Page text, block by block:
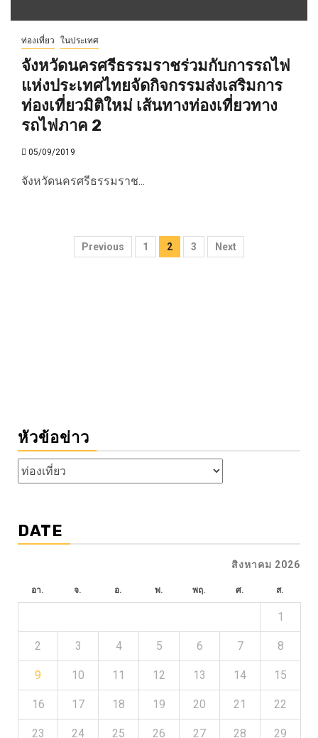
ท่องเที่ยว ในประเทศ
จังหวัดนครศรีธรรมราชร่วมกับการรถไฟ
แห่งประเทศไทยจัดกิจกรรมส่งเสริมการ
ท่องเที่ยวมิติใหม่ เส้นทางท่องเที่ยวทาง
รถไฟภาค 2
05/09/2019
จังหวัดนครศรีธรรมราช...
Posts
Previous 1 2 3 Next
หัวข้อข่าว
หัวข้อ
ข่าว
DATE
สิงหาคม 2026
อา. จ. อ. พ. พฤ. ศ. ส.
1
2 3 4 5 6 7 8
9 10 11 12 13 14 15
16 17 18 19 20 21 22
23 24 25 26 27 28 29